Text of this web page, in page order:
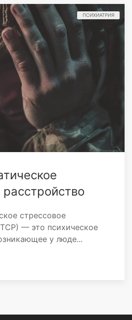
ПСИХИАТРИЯ
стрессовое
— это психическое
у люде...